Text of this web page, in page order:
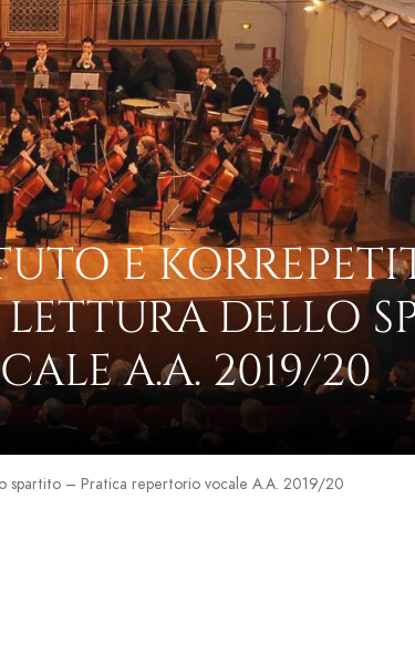
E
DELLO
A.A. 2019/20
spartito – Pratica repertorio vocale A.A. 2019/20